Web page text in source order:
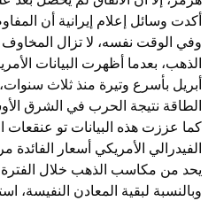
أكدت وسائل إعلام إيرانية أن
وفي الوقت نفسه، لا تزال
الذهب، بعدما أظهرت البيانات
أبريل بأسرع وتيرة منذ ثلاث
الطاقة نتيجة الحرب في الشرق
كما عززت هذه البيانات تو عنقعات
الفيدرالي الأمريكي أسعار
يحد من مكاسب الذهب خلال الفترة
وبالنسبة لبقية المعادن النفيسة،